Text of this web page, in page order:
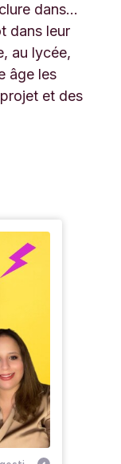
dans…
dans leur
au lycée,
âge les
et des